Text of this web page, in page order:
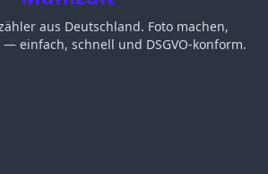
aus Deutschland. Foto machen,
einfach, schnell und DSGVO-konform.